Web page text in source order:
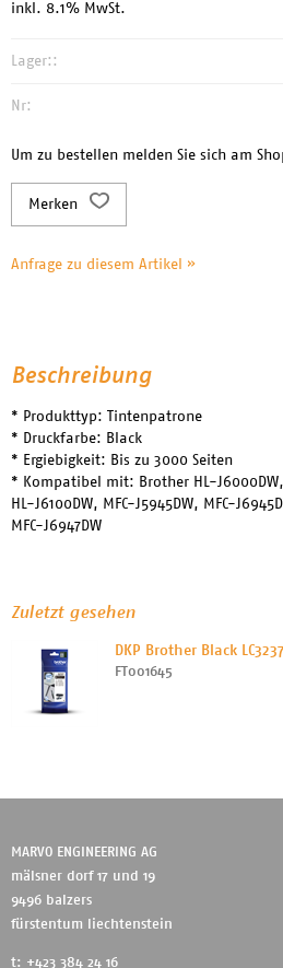
inkl. 8.1% MwSt.
Lager::
Nr:
Um zu bestellen melden Sie sich am
Merken
Anfrage zu diesem Artikel »
Beschreibung
* Produkttyp: Tintenpatrone
* Druckfarbe: Black
* Ergiebigkeit: Bis zu 3000 Seiten
* Kompatibel mit: Brother HL-J6000DW,
HL-J6100DW, MFC-J5945DW, MFC-
MFC-J6947DW
Zuletzt gesehen
DKP Brother Black
FT001645
MARVO ENGINEERING AG
mälsner dorf 17 und 19
9496 balzers
fürstentum liechtenstein
t: +423 384 24 16